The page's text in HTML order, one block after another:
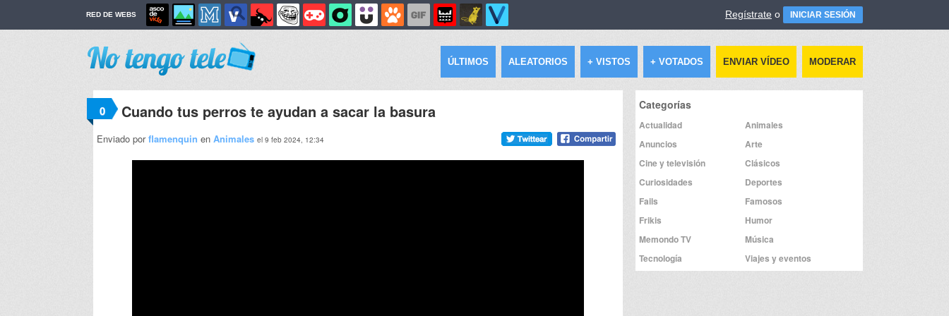
RED DE WEBS Regístrate o INICIAR SESIÓN
ÚLTIMOS ALEATORIOS + VISTOS + VOTADOS ENVIAR VÍDEO MODERAR
0 Cuando tus perros te ayudan a sacar la basura
Enviado porflamenquin en Animales el 9 feb 2024, 12:34
Categorías
Actualidad
Animales
Anuncios
Arte
Cine y televisión
Clásicos
Curiosidades
Deportes
Fails
Famosos
Frikis
Humor
Memondo TV
Música
Tecnología
Viajes y eventos